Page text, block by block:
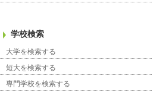
学校検索
大学を検索する
短大を検索する
専門学校を検索する